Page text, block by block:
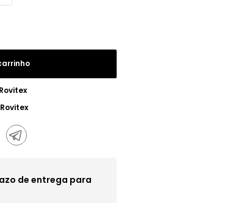
Rovitex
Rovitex